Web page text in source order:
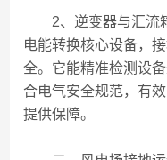
2、逆变器与汇流箱
电能转换核心设备，
全。它能精准检测设
合电气安全规范，有
提供保障。